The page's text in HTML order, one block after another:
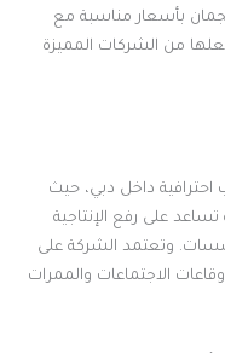
بأسعار مناسبة مع
من الشركات المميزة
داخل دبي، حيث
على رفع الإنتاجية
وتعتمد الشركة على
الاجتماعات والممرات